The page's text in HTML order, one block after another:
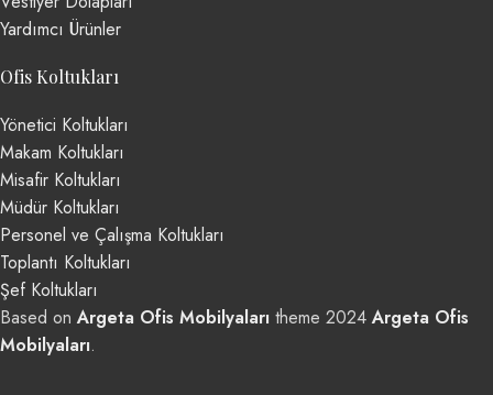
Yardımcı Ürünler
Ofis Koltukları
Yönetici Koltukları
Makam Koltukları
Misafir Koltukları
Müdür Koltukları
Personel ve Çalışma Koltukları
Toplantı Koltukları
Şef Koltukları
Based onArgeta Ofis Mobilyaları theme 2024Argeta Ofis
Mobilyaları.